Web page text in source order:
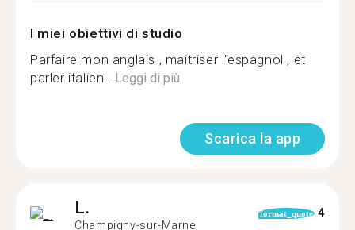
I miei obiettivi di studio
Parfaire mon anglais , maitriser l'espagnol , et
parler italien...Leggi di più
Scarica la app
L.
Champigny-sur-Marne
format_quote 4